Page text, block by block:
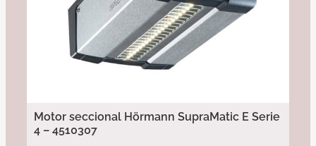
Motor seccional Hörmann SupraMatic E Serie
4 – 4510307